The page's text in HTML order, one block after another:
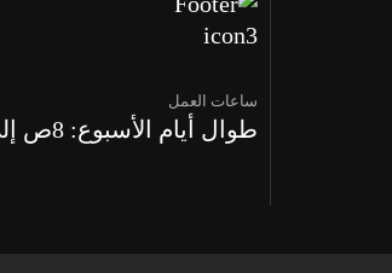
ساعات العمل
طوال أيام الأسبوع: 8ص إلى 8م